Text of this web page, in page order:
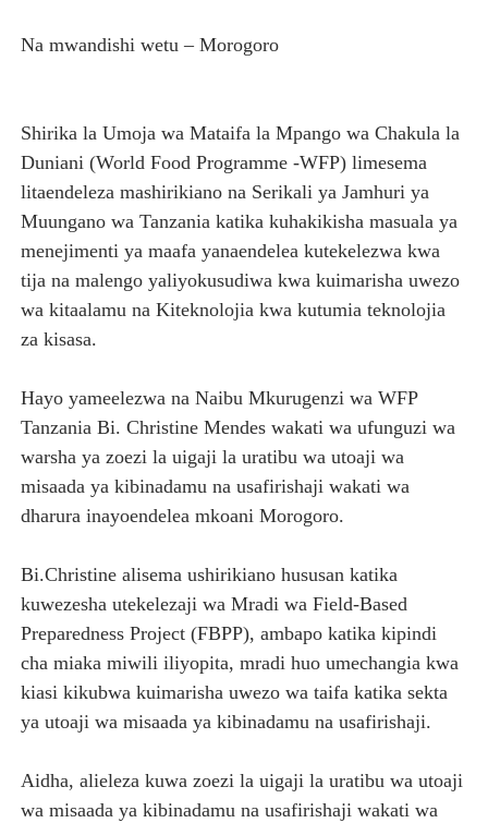
TANZANIA KUNUFAIKA NA SH. BILIONI 10 ZA BIASHARA
Taasisi 54 za Umma kuwasilisha taarifa za utendaji wa
MATI TECHNOLOGIES YAONYESHA UWEZO WA
WANAWAKE TFC NYENZO YA KUJENGA UCHUMI WA
Na mwandishi wetu – Morogoro
Shirika la Umoja wa Mataifa la Mpango wa Chakula la
Duniani (World Food Programme -WFP) limesema
litaendeleza mashirikiano na Serikali ya Jamhuri ya
Muungano wa Tanzania katika kuhakikisha masuala ya
menejimenti ya maafa yanaendelea kutekelezwa kwa
tija na malengo yaliyokusudiwa kwa kuimarisha uwezo
wa kitaalamu na Kiteknolojia kwa kutumia teknolojia
za kisasa.
Hayo yameelezwa na Naibu Mkurugenzi wa WFP
Tanzania Bi. Christine Mendes wakati wa ufunguzi wa
warsha ya zoezi la uigaji la uratibu wa utoaji wa
misaada ya kibinadamu na usafirishaji wakati wa
dharura inayoendelea mkoani Morogoro.
Bi.Christine alisema ushirikiano hususan katika
kuwezesha utekelezaji wa Mradi wa Field-Based
Preparedness Project (FBPP), ambapo katika kipindi
cha miaka miwili iliyopita, mradi huo umechangia kwa
kiasi kikubwa kuimarisha uwezo wa taifa katika sekta
ya utoaji wa misaada ya kibinadamu na usafirishaji.
Aidha, alieleza kuwa zoezi la uigaji la uratibu wa utoaji
wa misaada ya kibinadamu na usafirishaji wakati wa